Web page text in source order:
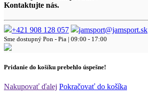
Kontaktujte nás.
+421 908 128 057 jamsport@jamsport.sk
Sme dostupný Pon - Pia | 09:00 - 17:00
Pridanie do košíku prebehlo úspešne!
Nakupovať ďalej Pokračovať do košíka